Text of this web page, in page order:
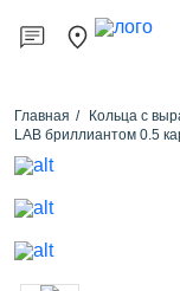
Главная Кольца с
LAB бриллиантом 0.5